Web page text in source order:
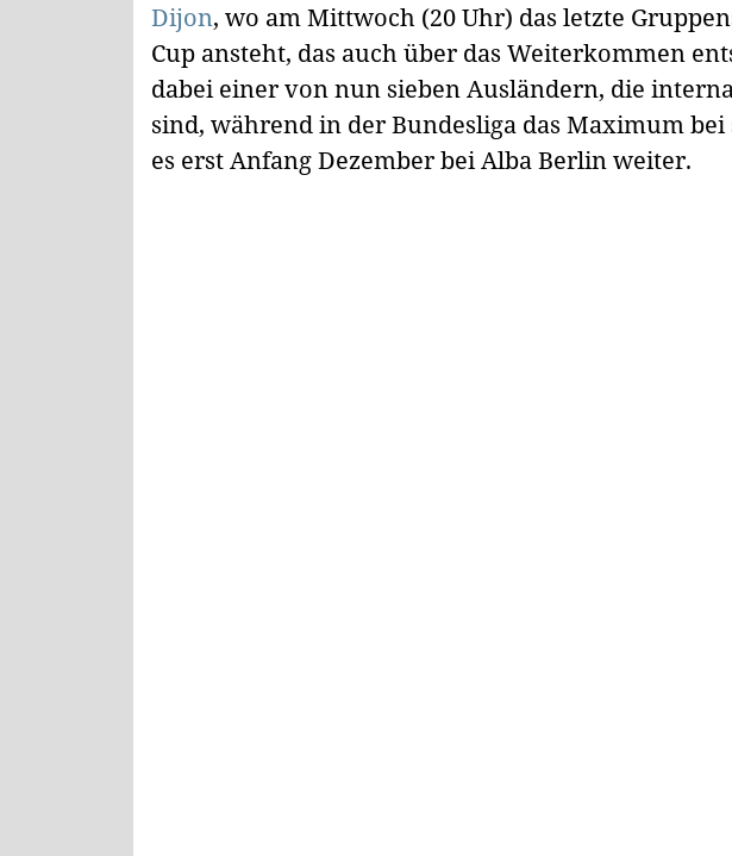
Dijon, wo am Mittwoch (20 Uhr) das letzte
Cup ansteht, das auch über das Weiterkommen
dabei einer von nun sieben Ausländern, die
sind, während in der Bundesliga das Maximum bei
es erst Anfang Dezember bei Alba Berlin weiter.